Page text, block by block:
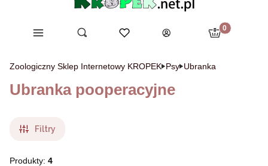
Menu Otwórz wyszukiwarkę
Szukaj Ulubione
Zaloguj się
Produkty w
Koszyk
Zoologiczny Sklep Internetowy KROPEK Psy Ubranka
Ubranka pooperacyjne
Filtry
Produkty: 4